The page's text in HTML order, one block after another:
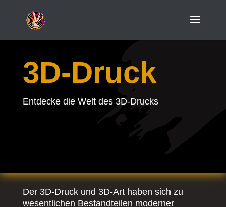
3D-Druck
Entdecke die Welt des 3D-Drucks
Der 3D-Druck und 3D-Art haben sich zu
wesentlichen Bestandteilen moderner